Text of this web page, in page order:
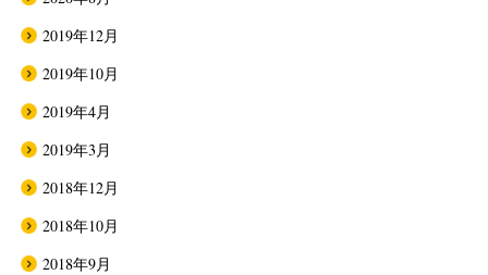
2019年12月
2019年10月
2019年4月
2019年3月
2018年12月
2018年10月
2018年9月